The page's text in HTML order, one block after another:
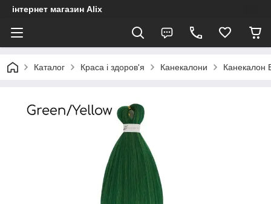
інтернет магазин Alix
Каталог Краса і здоров'я Канекалони Канекалон